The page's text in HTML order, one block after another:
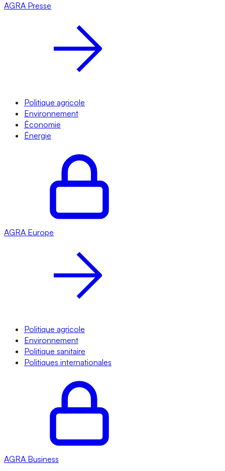
AGRA Presse
Politique agricole
Environnement
Économie
Énergie
AGRA Europe
Politique agricole
Environnement
Politique sanitaire
Politiques internationales
AGRA Business